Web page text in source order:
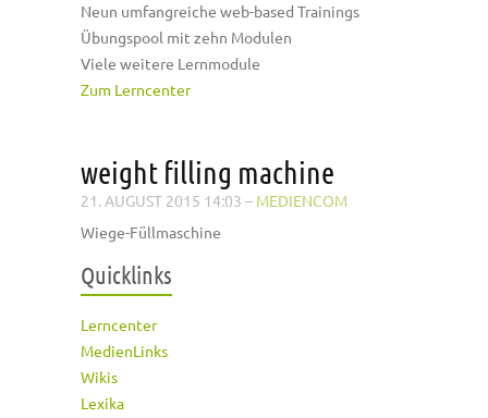
Neun umfangreiche web-based Trainings
Übungspool mit zehn Modulen
Viele weitere Lernmodule
Zum Lerncenter
weight filling machine
21. AUGUST 2015 14:03 – MEDIENCOM
Wiege-Füllmaschine
Quicklinks
Lerncenter
MedienLinks
Wikis
Lexika